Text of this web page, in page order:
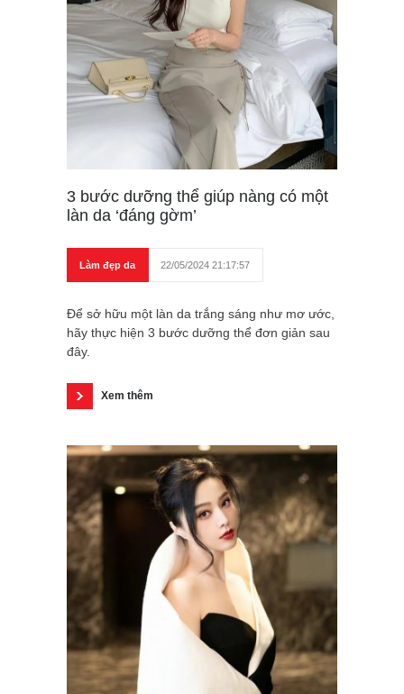
3 bước dưỡng thể giúp nàng có một
làn da ‘đáng gờm’
Làm đẹp da 22/05/2024 21:17:57
Để sở hữu một làn da trắng sáng như mơ ước,
hãy thực hiện 3 bước dưỡng thể đơn giản sau
đây.
Xem thêm